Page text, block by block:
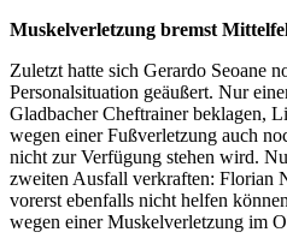
Muskelverletzung bremst
Zuletzt hatte sich Gerardo Seoane
Personalsituation geäußert. Nur
Gladbacher Cheftrainer beklagen,
wegen einer Fußverletzung auch
nicht zur Verfügung stehen wird.
zweiten Ausfall verkraften: Florian
vorerst ebenfalls nicht helfen
wegen einer Muskelverletzung im